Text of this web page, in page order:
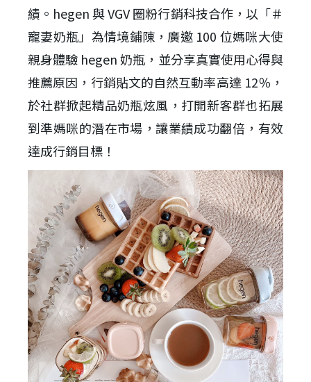
績。hegen 與 VGV 圈粉行銷科技合作，以「＃
寵妻奶瓶」為情境鋪陳，廣邀 100 位媽咪大使
親身體驗 hegen 奶瓶，並分享真實使用心得與
推薦原因，行銷貼文的自然互動率高達 12％，
於社群掀起精品奶瓶炫風，打開新客群也拓展
到準媽咪的潛在市場，讓業績成功翻倍，有效
達成行銷目標！